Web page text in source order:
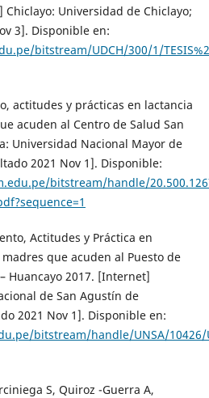
Universidad de Chiclayo;
3]. Disponible en:
bitstream/UDCH/300/1/
actitudes y prácticas en lactancia
acuden al Centro de Salud San
Universidad Nacional Mayor de
2021 Nov 1]. Disponible:
bitstream/handle/
Actitudes y Práctica en
que acuden al Puesto de
Huancayo 2017. [Internet]
de San Agustín de
2021 Nov 1]. Disponible en:
bitstream/handle/UNSA/10426/
S, Quiroz -Guerra A,